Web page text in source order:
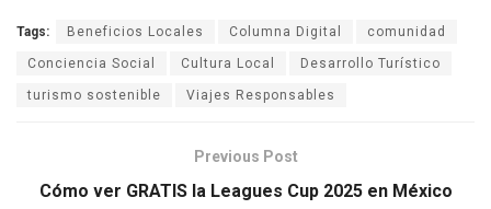
Tags: Beneficios Locales Columna Digital comunidad
Conciencia Social Cultura Local Desarrollo Turístico
turismo sostenible Viajes Responsables
Previous Post
Cómo ver GRATIS la Leagues Cup 2025 en México